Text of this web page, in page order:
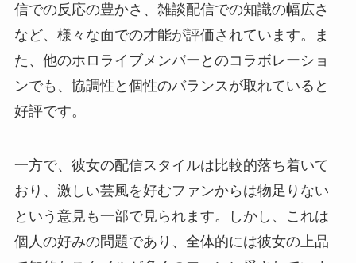
信での反応の豊かさ、雑談配信での知識の幅広さ
など、様々な面での才能が評価されています。ま
た、他のホロライブメンバーとのコラボレーショ
ンでも、協調性と個性のバランスが取れていると
好評です。
一方で、彼女の配信スタイルは比較的落ち着いて
おり、激しい芸風を好むファンからは物足りない
という意見も一部で見られます。しかし、これは
個人の好みの問題であり、全体的には彼女の上品